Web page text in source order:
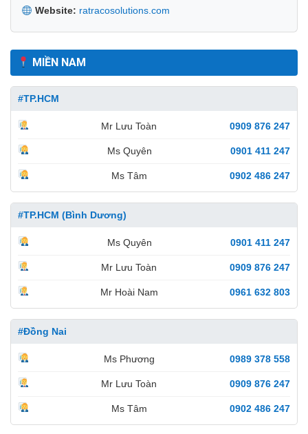
Website: ratracosolutions.com
MIỀN NAM
#TP.HCM
Mr Lưu Toàn 0909 876 247
Ms Quyên 0901 411 247
Ms Tâm 0902 486 247
#TP.HCM (Bình Dương)
Ms Quyên 0901 411 247
Mr Lưu Toàn 0909 876 247
Mr Hoài Nam 0961 632 803
#Đồng Nai
Ms Phương 0989 378 558
Mr Lưu Toàn 0909 876 247
Ms Tâm 0902 486 247